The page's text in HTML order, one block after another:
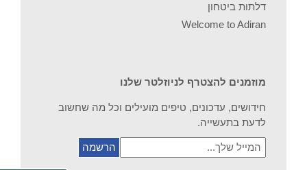
דלתות ביטחון
Welcome to Adiran
מוזמנים להצטרף לניוזלטר שלנו
חידושים, עדכונים, טיפים מועילים וכל מה שחשוב
לדעת בתעשייה.
המייל
שלך...